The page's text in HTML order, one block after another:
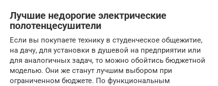
Лучшие недорогие электрические
полотенцесушители
Если вы покупаете технику в студенческое общежитие,
на дачу, для установки в душевой на предприятии или
для аналогичных задач, то можно обойтись бюджетной
моделью. Они же станут лучшим выбором при
ограниченном бюджете. По функциональным